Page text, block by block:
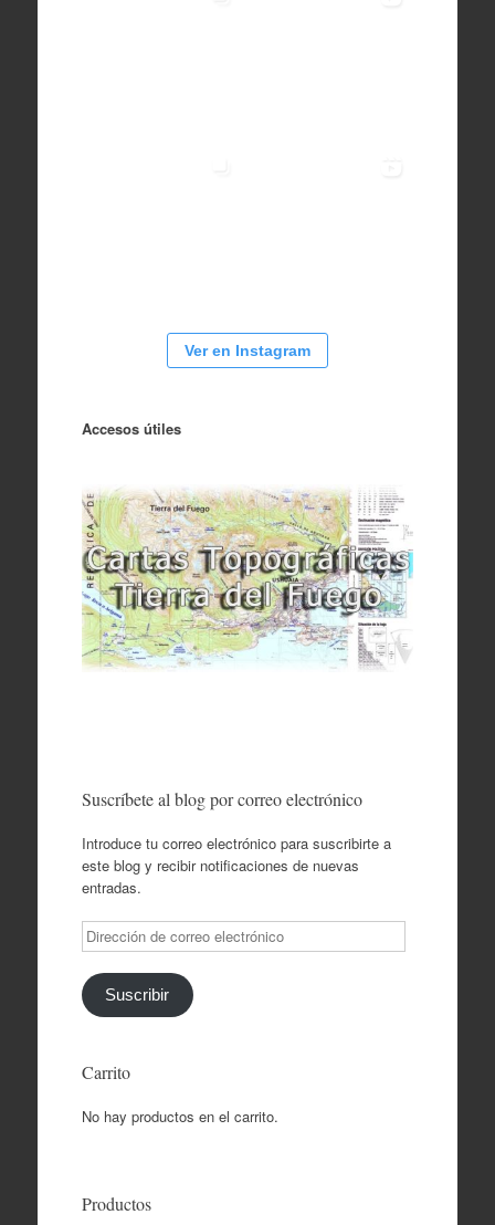
Ver en Instagram
Accesos útiles
Suscríbete al blog por correo electrónico
Introduce tu correo electrónico para suscribirte a
este blog y recibir notificaciones de nuevas
entradas.
Dirección
de
correo
electrónico
Suscribir
Carrito
No hay productos en el carrito.
Productos